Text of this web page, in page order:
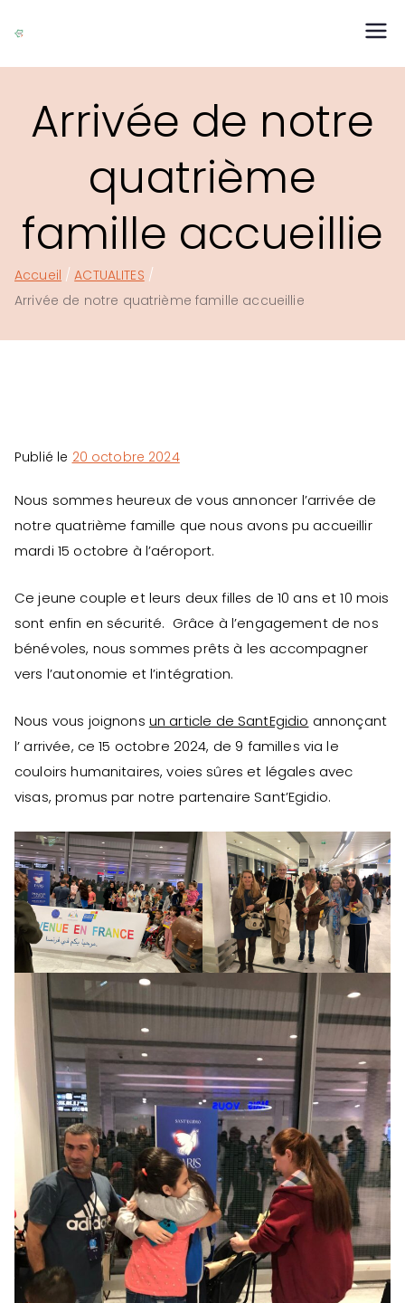
au
Arrivée de notre
quatrième
famille accueillie
Accueil
ACTUALITES
Arrivée de notre quatrième famille accueillie
Publié le 20 octobre 2024
Nous sommes heureux de vous annoncer l’arrivée de
notre quatrième famille que nous avons pu accueillir
mardi 15 octobre à l’aéroport.
Ce jeune couple et leurs deux filles de 10 ans et 10 mois
sont enfin en sécurité. Grâce à l’engagement de nos
bénévoles, nous sommes prêts à les accompagner
vers l’autonomie et l’intégration.
Nous vous joignons un article de SantEgidio annonçant
l’ arrivée, ce 15 octobre 2024, de 9 familles via le
couloirs humanitaires, voies sûres et légales avec
visas, promus par notre partenaire Sant’Egidio.